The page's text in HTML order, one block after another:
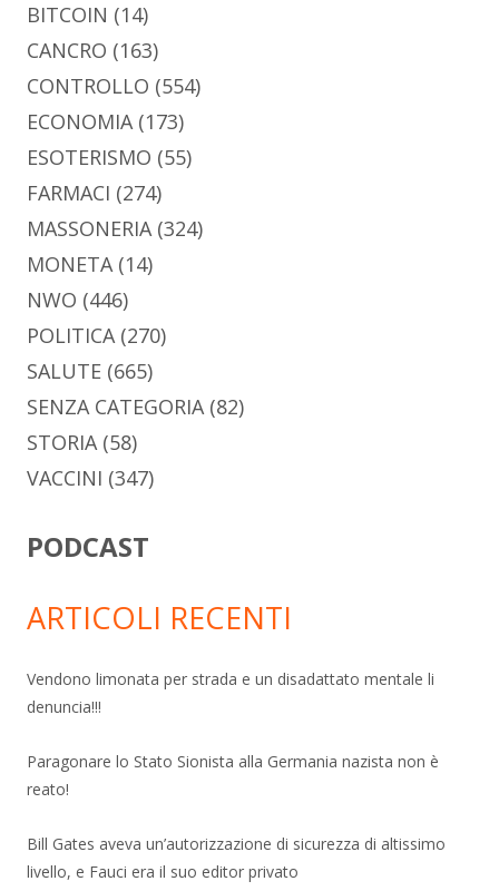
BITCOIN (14)
CANCRO (163)
CONTROLLO (554)
ECONOMIA(173)
ESOTERISMO (55)
FARMACI (274)
MASSONERIA(324)
MONETA(14)
NWO (446)
POLITICA(270)
SALUTE (665)
SENZA CATEGORIA(82)
STORIA(58)
VACCINI (347)
PODCAST
ARTICOLI RECENTI
Vendono limonata per strada e un disadattato mentale li
denuncia!!!
Paragonare lo Stato Sionista alla Germania nazista non è
reato!
Bill Gates aveva un’autorizzazione di sicurezza di altissimo
livello, e Fauci era il suo editor privato